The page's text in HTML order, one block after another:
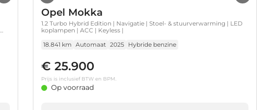
Opel Mokka
1.2 Turbo Hybrid Edition | Navigatie | Stoel- & stuurverwarming | LED
koplampen | ACC | Keyless |
18.841 km Automaat 2025 Hybride benzine
€ 25.900
Prijs is inclusief BTW en BPM.
Op voorraad